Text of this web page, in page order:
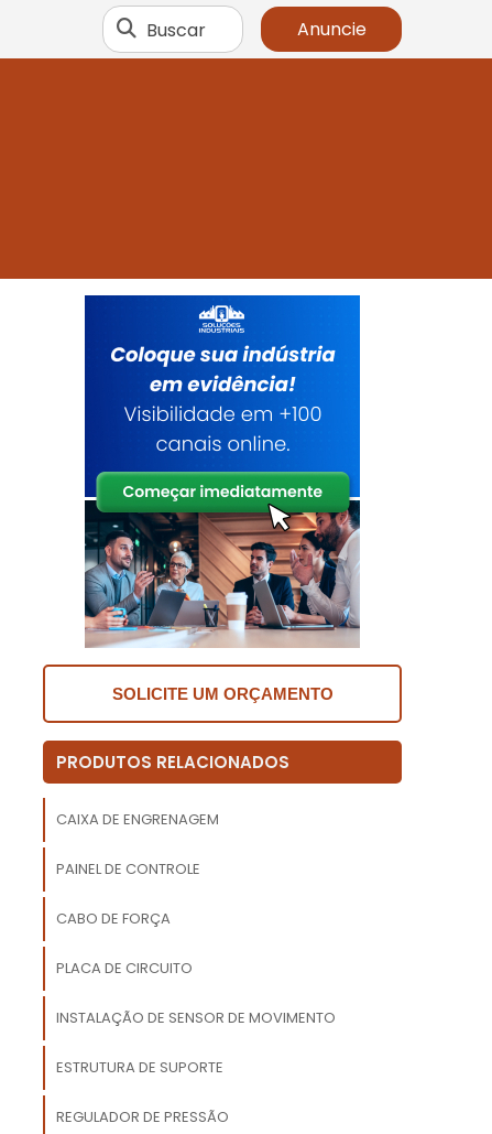
Buscar Anuncie
SOLICITE UM ORÇAMENTO
PRODUTOS RELACIONADOS
CAIXA DE ENGRENAGEM
PAINEL DE CONTROLE
CABO DE FORÇA
PLACA DE CIRCUITO
INSTALAÇÃO DE SENSOR DE MOVIMENTO
ESTRUTURA DE SUPORTE
REGULADOR DE PRESSÃO